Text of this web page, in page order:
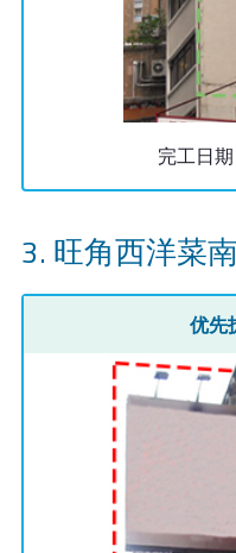
完工日
旺角西洋菜
优先